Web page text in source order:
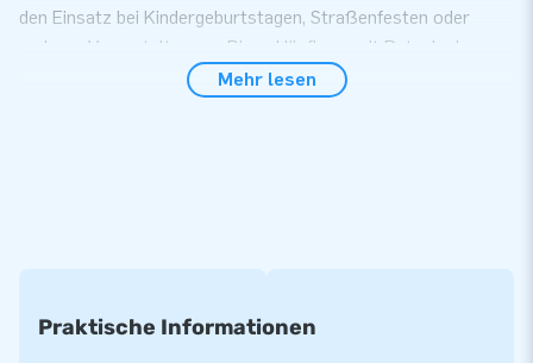
den Einsatz bei Kindergeburtstagen, Straßenfesten oder
anderen Veranstaltungen. Diese Hüpfburg mit Rutsche im
Paradise Island Design hat alles, um eine Party zu einem
Unterhaltung bei verschiedenen Wetterbedingungen. Diese
Mehr lesen
Praktische Informationen